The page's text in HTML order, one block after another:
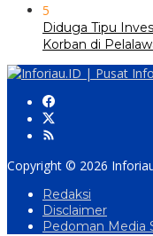
5
Diduga Tipu
Korban di
Copyright © 2026
Redaksi
Disclaimer
Pedoman Media